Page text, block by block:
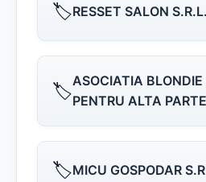
🏷️RESSET SALON S.R.L.
🏷️ASOCIATIA
PENTRU ALTA PARTE
🏷️MICU GOSPODAR